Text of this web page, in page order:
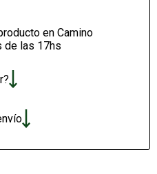
en Camino
de las 17hs